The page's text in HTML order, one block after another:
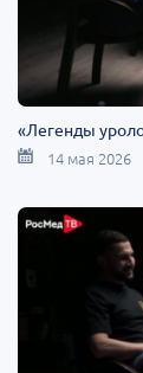
«Легенды
14 мая 2026